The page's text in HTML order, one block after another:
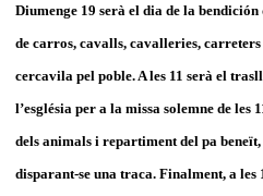
Diumenge 19 serà el dia de la bendición
de carros, cavalls, cavalleries, carreters
cercavila pel poble. A les 11 serà el
l’església per a la missa solemne de les
dels animals i repartiment del pa
disparant-se una traca. Finalment, a